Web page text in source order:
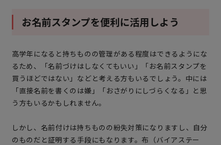
お名前スタンプを便利に活用しよう
高学年になると持ちものの管理がある程度はできるようにな
るため、「名前づけはしなくてもいい」「お名前スタンプを
買うほどではない」などと考える方もいるでしょう。中には
「直接名前を書くのは嫌」「おさがりにしづらくなる」と思
う方もいるかもしれません。
しかし、名前付けは持ちものの紛失対策になりますし、自分
のものだと証明する手段にもなります。布（バイアステー